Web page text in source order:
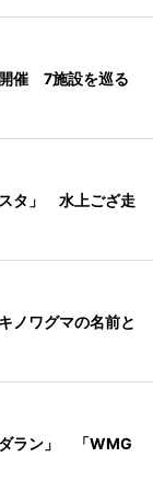
開催 7施設を巡る
タ」 水上ござ走
ノワグマの名前と
ダラン」 「WMG